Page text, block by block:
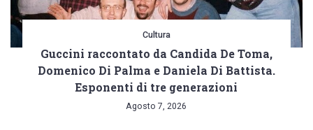
Cultura
Guccini raccontato da Candida De Toma,
Domenico Di Palma e Daniela Di Battista.
Esponenti di tre generazioni
Agosto 7, 2026